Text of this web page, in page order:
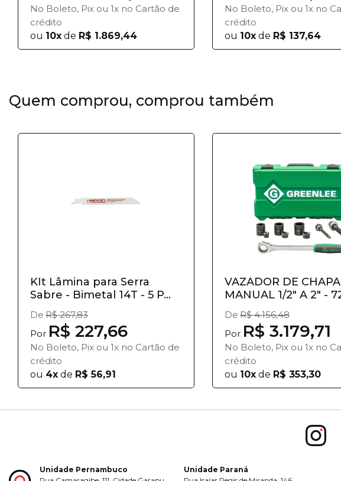
No Boleto, Pix ou 1x no Cartão de
crédito
ou 10x de R$ 1.869,44
No Boleto, Pix ou 1x no
crédito
ou 10x de R$ 137,64
Quem comprou, comprou também
KIt Lâmina para Serra
Sabre - Bimetal 14T - 5 P...
De R$ 267,83
Por R$ 227,66
No Boleto, Pix ou 1x no Cartão de
crédito
ou 4x de R$ 56,91
VAZADOR DE CHAPA
MANUAL 1/2" A 2" -
- GR...
De R$ 4.156,48
Por R$ 3.179,71
No Boleto, Pix ou 1x no
crédito
ou 10x de R$ 353,30
Unidade Pernambuco
Unidade Paraná